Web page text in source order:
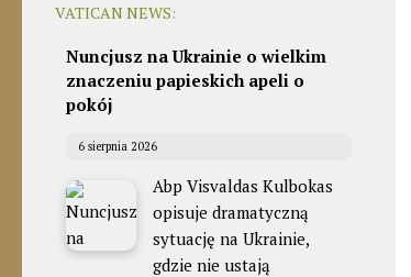
VATICAN NEWS:
Nuncjusz na Ukrainie o wielkim
znaczeniu papieskich apeli o
pokój
6 sierpnia 2026
Abp Visvaldas Kulbokas
opisuje dramatyczną
sytuację na Ukrainie,
gdzie nie ustają